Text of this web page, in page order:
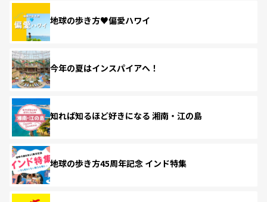
地球の歩き方♥偏愛ハワイ
今年の夏はインスパイアへ！
知れば知るほど好きになる 湘南・江の島
地球の歩き方45周年記念 インド特集